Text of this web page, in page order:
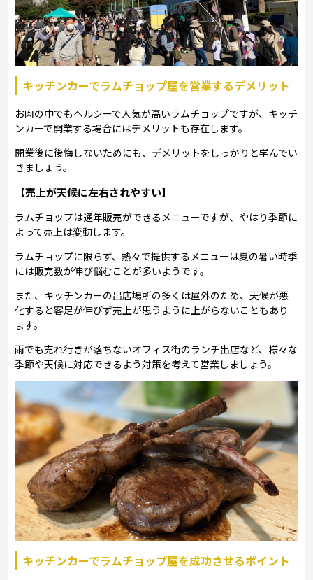
キッチンカーでラムチョップ屋を営業するデメリット
お肉の中でもヘルシーで人気が高いラムチョップですが、キッチ
ンカーで開業する場合にはデメリットも存在します。
開業後に後悔しないためにも、デメリットをしっかりと学んでい
きましょう。
【売上が天候に左右されやすい】
ラムチョップは通年販売ができるメニューですが、やはり季節に
よって売上は変動します。
ラムチョップに限らず、熱々で提供するメニューは夏の暑い時季
には販売数が伸び悩むことが多いようです。
また、キッチンカーの出店場所の多くは屋外のため、天候が悪
化すると客足が伸びず売上が思うように上がらないこともあり
ます。
雨でも売れ行きが落ちないオフィス街のランチ出店など、様々な
季節や天候に対応できるよう対策を考えて営業しましょう。
キッチンカーでラムチョップ屋を成功させるポイント